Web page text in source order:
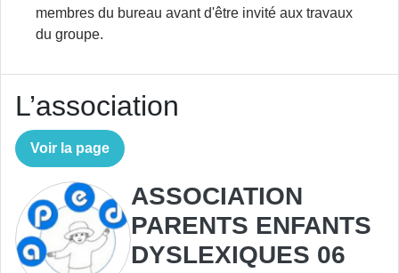
membres du bureau avant d'être invité aux travaux
du groupe.
L’association
Voir la page
ASSOCIATION
PARENTS ENFANTS
DYSLEXIQUES 06